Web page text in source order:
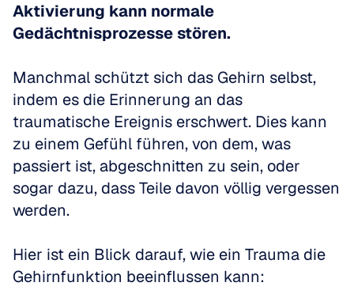
Aktivierung kann normale
Gedächtnisprozesse stören.
Manchmal schützt sich das Gehirn selbst,
indem es die Erinnerung an das
traumatische Ereignis erschwert. Dies kann
zu einem Gefühl führen, von dem, was
passiert ist, abgeschnitten zu sein, oder
sogar dazu, dass Teile davon völlig vergessen
werden.
Hier ist ein Blick darauf, wie ein Trauma die
Gehirnfunktion beeinflussen kann: